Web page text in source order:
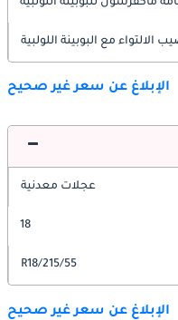
الالتواء مع البوبينة اللولبية
الإبلاغ عن سعر غير صحيح
عجلات معدنية
18
215/55/R18
الإبلاغ عن سعر غير صحيح